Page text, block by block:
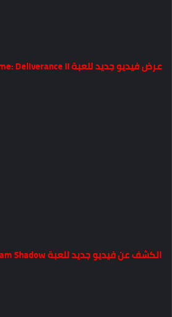
عرض فيديو جديد للعبة Kingdom Come: Deliverance II
الكشف عن فيديو جديد للعبة Batman: Arkham Shadow